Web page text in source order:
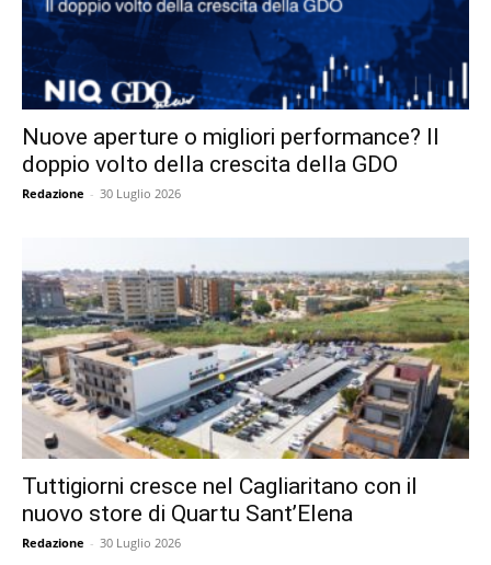
Nuove aperture o migliori performance? Il
doppio volto della crescita della GDO
Redazione - 30 Luglio 2026
Tuttigiorni cresce nel Cagliaritano con il
nuovo store di Quartu Sant’Elena
Redazione - 30 Luglio 2026